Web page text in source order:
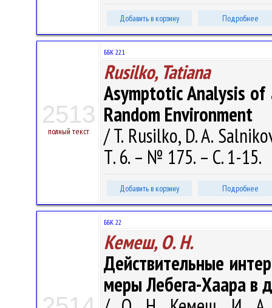
Добавить в корзину Подробнее
2513
полный текст
ББК 22.1
Rusilko, Tatiana
Asymptotic Analysis of
Random Environment
/ T. Rusilko, D. A.
Т. 6. – № 175. – С. 1-15.
Добавить в корзину Подробнее
ББК 22
Кемеш, О. Н.
Действительные
меры Лебега-Хаара в